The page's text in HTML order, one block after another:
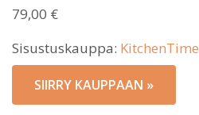
79,00 €
Sisustuskauppa: KitchenTime
SIIRRY KAUPPAAN »